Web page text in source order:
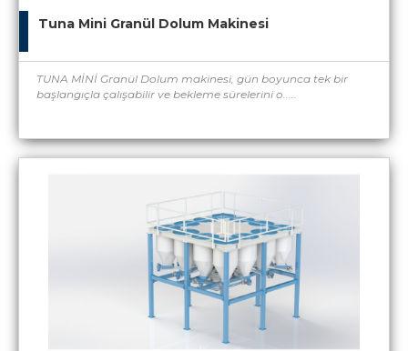
Tuna Mini Granül Dolum Makinesi
TUNA MİNİ Granül Dolum makinesi, gün boyunca tek bir
başlangıçla çalışabilir ve bekleme sürelerini o.....